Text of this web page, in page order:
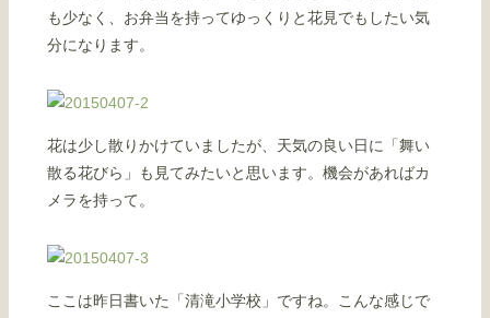
も少なく、お弁当を持ってゆっくりと花見でもしたい気
分になります。
花は少し散りかけていましたが、天気の良い日に「舞い
散る花びら」も見てみたいと思います。機会があればカ
メラを持って。
ここは昨日書いた「清滝小学校」ですね。こんな感じで